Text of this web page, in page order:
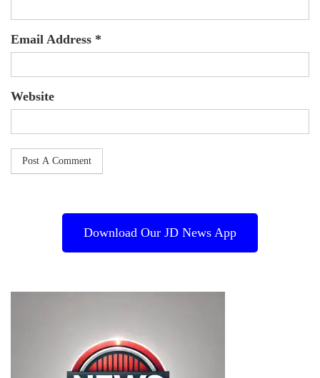
Email Address *
Website
Download Our JD News App